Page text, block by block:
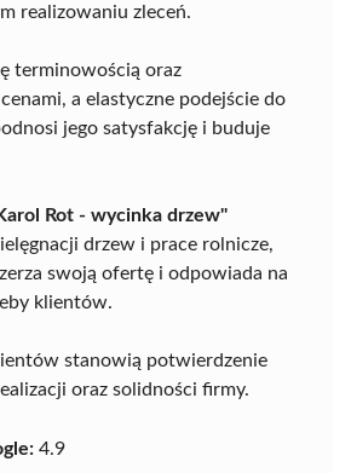
realizowaniu zleceń.
terminowością oraz
a elastyczne podejście do
jego satysfakcję i buduje
Rot - wycinka drzew"
drzew i prace rolnicze,
swoją ofertę i odpowiada na
klientów.
stanowią potwierdzenie
oraz solidności firmy.
4.9